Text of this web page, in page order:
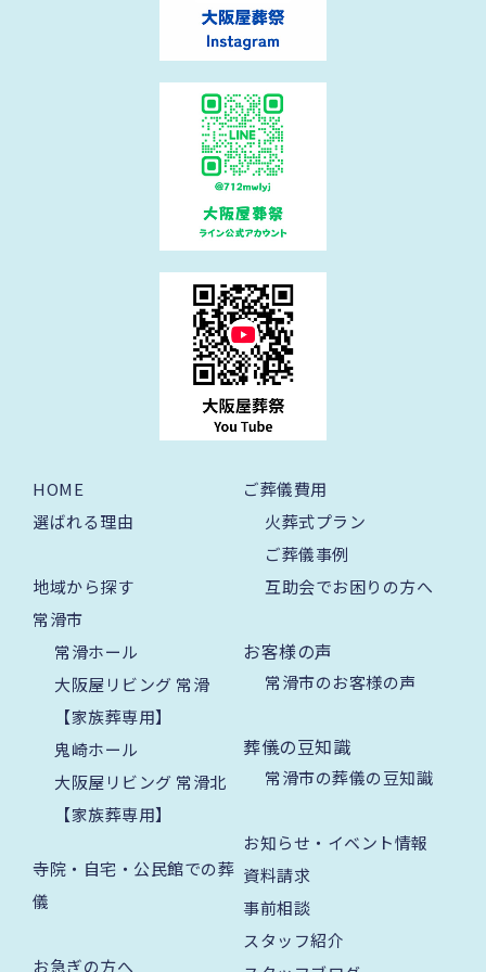
HOME
選ばれる理由
地域から探す
常滑市
常滑ホール
大阪屋リビング 常滑
【家族葬専用】
鬼崎ホール
大阪屋リビング 常滑北
【家族葬専用】
寺院・自宅・公民館での葬
儀
お急ぎの方へ
ご葬儀費用
火葬式プラン
ご葬儀事例
互助会でお困りの方へ
お客様の声
常滑市のお客様の声
葬儀の豆知識
常滑市の葬儀の豆知識
お知らせ・イベント情報
資料請求
事前相談
スタッフ紹介